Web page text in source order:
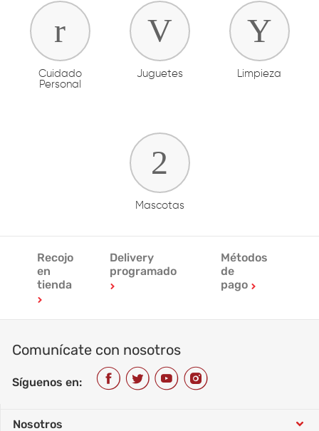
Cuidado
Personal
Juguetes Limpieza
Mascotas
Recojo
en
tienda
Delivery
programado
Métodos
de
pago
Comunícate con nosotros
Síguenos en:
Nosotros